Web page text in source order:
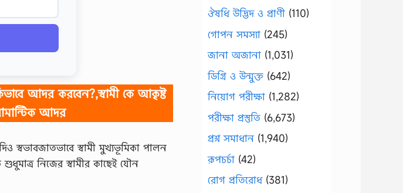
আদর করবেন?,স্বামী কে আকৃষ্ট
আদর
স্বভাবজাতভাবে স্বামী মুখ্যভূমিকা পালন
নিজের স্বামীর কাছেই যৌন
ঔষধি উদ্ভিদ ও প্রাণী (110)
গোপন সমস্যা (245)
জানা অজানা (1,031)
ডিগ্রি ও উন্মুক্ত (642)
নিয়োগ পরীক্ষা (1,282)
পরীক্ষা প্রস্তুতি (6,673)
প্রশ্ন সমাধান (1,940)
রূপচর্চা (42)
রোগ প্রতিরোধ(381)